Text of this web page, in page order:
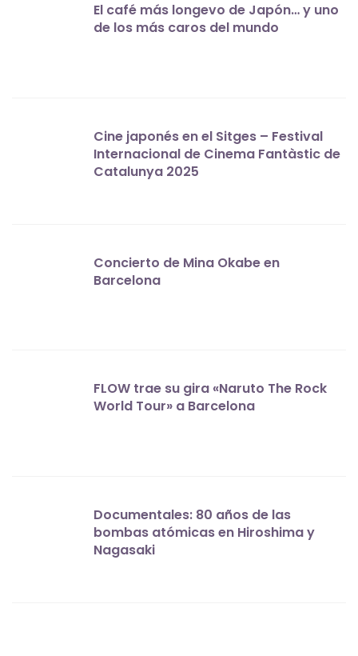
El café más longevo de Japón… y uno
de los más caros del mundo
Cine japonés en el Sitges – Festival
Internacional de Cinema Fantàstic de
Catalunya 2025
Concierto de Mina Okabe en
Barcelona
FLOW trae su gira «Naruto The Rock
World Tour» a Barcelona
Documentales: 80 años de las
bombas atómicas en Hiroshima y
Nagasaki